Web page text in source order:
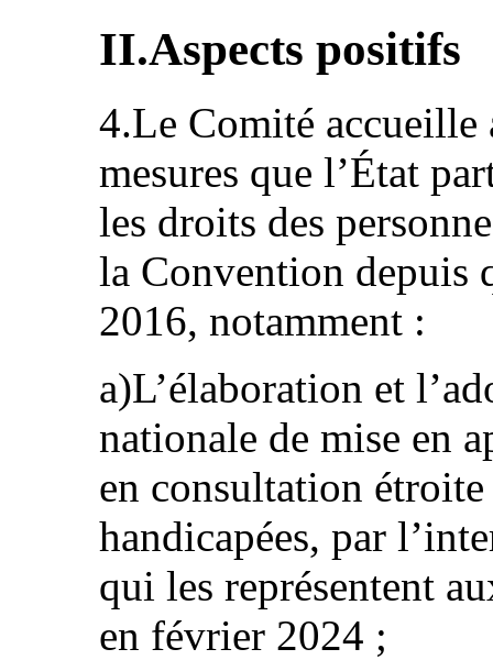
II.Aspects positifs
4.Le Comité accueille
mesures que l’État
les droits des
la Convention depuis
2016, notamment :
a)L’élaboration et
nationale de mise en
en consultation étroite
handicapées, par
qui les représentent
en février 2024 ;